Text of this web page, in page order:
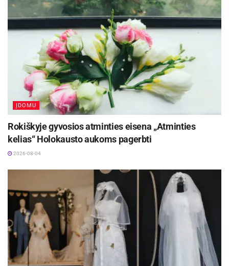
ĮDOMU
Rokiškyje gyvosios atminties eisena „Atminties
kelias“ Holokausto aukoms pagerbti
2026-08-04